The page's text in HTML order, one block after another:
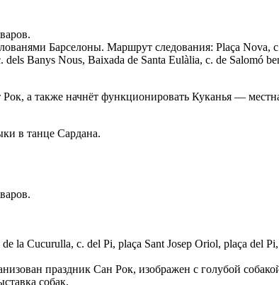
Барселоны. Маршрут следования: Plaça Nova,
Banys Nous, Baixada de Santa Eulàlia, c. de Salomó
а также начнёт функционировать Куканья —
в танце Сардана.
la Cucurulla, c. del Pi, plaça Sant Josep Oriol, plaça del
праздник Сан Рок, изображен с голубой
собак.